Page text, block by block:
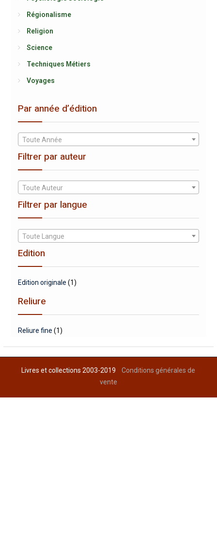
Régionalisme
Religion
Science
Techniques Métiers
Voyages
Par année d’édition
Toute Année
Filtrer par auteur
Toute Auteur
Filtrer par langue
Toute Langue
Edition
Edition originale (1)
Reliure
Reliure fine (1)
Livres et collections 2003-2019Conditions générales de
vente